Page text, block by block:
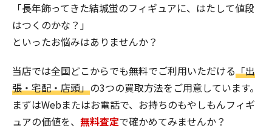
「長年飾ってきた結城蛍のフィギュアに、はたして値段
はつくのかな？」
といったお悩みはありませんか？
当店では全国どこからでも無料でご利用いただける「出
張・宅配・店頭」の3つの買取方法をご用意しています。
まずはWebまたはお電話で、お持ちのもやしもんフィギ
ュアの価値を、 無料査定で確かめてみませんか？